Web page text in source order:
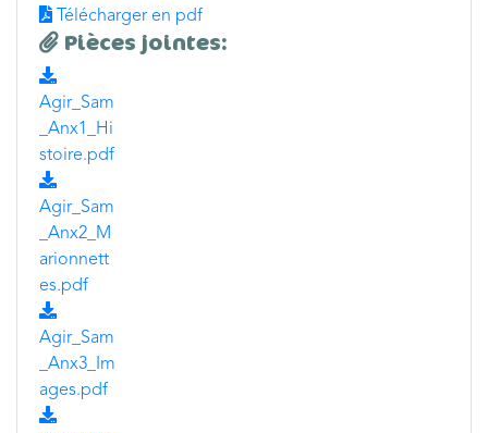
Télécharger en pdf
Pièces jointes:
Agir_Sam
_Anx1_Hi
stoire.pdf
Agir_Sam
_Anx2_M
arionnett
es.pdf
Agir_Sam
_Anx3_Im
ages.pdf